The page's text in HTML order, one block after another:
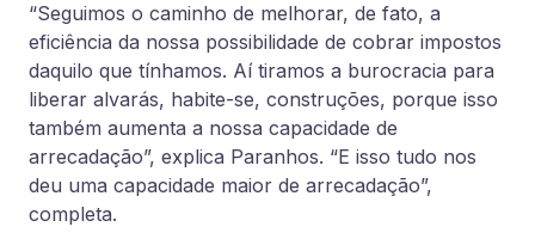
“Seguimos o caminho de melhorar, de fato, a
eficiência da nossa possibilidade de cobrar impostos
daquilo que tínhamos. Aí tiramos a burocracia para
liberar alvarás, habite-se, construções, porque isso
também aumenta a nossa capacidade de
arrecadação”, explica Paranhos. “E isso tudo nos
deu uma capacidade maior de arrecadação”,
completa.